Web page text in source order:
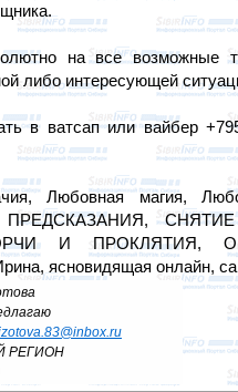
на все возможные
либо интересующей
в ватсап или вайбер
Любовная магия,
И ПРОКЛЯТИЯ,
ясновидящая онлайн,
РЕГИОН